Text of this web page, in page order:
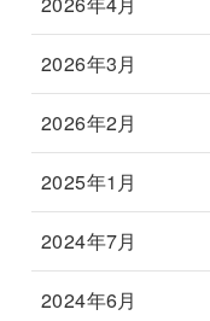
2026年3月
2026年2月
2025年1月
2024年7月
2024年6月